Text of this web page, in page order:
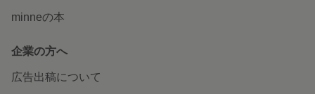
minneの本
企業の方へ
広告出稿について